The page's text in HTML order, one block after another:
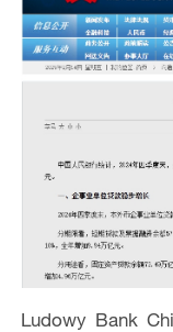
Ludowy Bank